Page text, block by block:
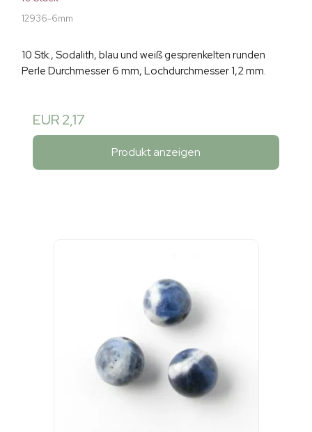
12936-6mm
10 Stk., Sodalith, blau und weiß gesprenkelten runden
Perle Durchmesser 6 mm, Lochdurchmesser 1,2 mm.
EUR 2,17
Produkt anzeigen